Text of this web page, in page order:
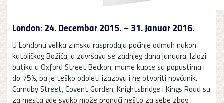
London: 24. Decembar 2015. – 31. Januar 2016.
U Londonu velika zimska rasprodaja počinje odmah nakon
katoličkog Božića, a završava se zadnjeg dana januara. Izlozi
butika u Oxford Street Beckon, mame kupce sa popustima i
do 75%, pa je teško odoleti izazovu i ne otvoriti novčanik.
Carnaby Street, Covent Garden, Knightsbridge i Kings Road su
za mesta gde svako može pronaći nešto za sebe zbog